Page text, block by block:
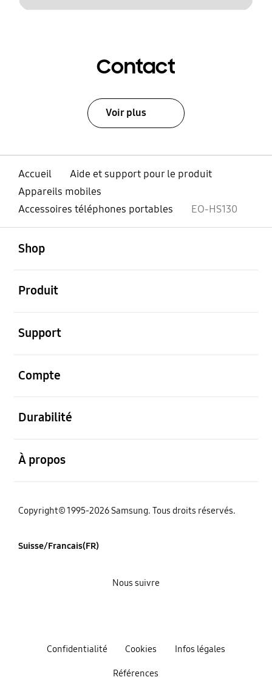
Contact
Voir plus
Accueil
Aide et support pour le produit
Appareils mobiles
Accessoires téléphones portables
EO-HS130
Shop
Produit
Support
Compte
Durabilité
À propos
Copyright© 1995-2026 Samsung. Tous droits réservés.
Suisse/Francais(FR)
Confidentialité Cookies Infos légales
Références
Nous suivre